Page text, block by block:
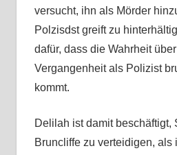
versucht, ihn als Mörder
Polzisdst greift zu
dafür, dass die Wahrheit
Vergangenheit als Polizist
kommt.
Delilah ist damit beschäftigt,
Bruncliffe zu verteidigen, als